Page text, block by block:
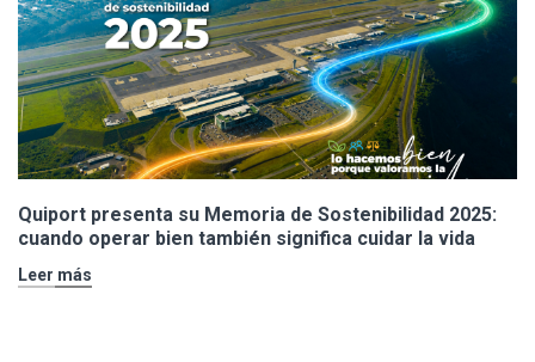
Quiport presenta su Memoria de Sostenibilidad 2025:
cuando operar bien también significa cuidar la vida
Leer más